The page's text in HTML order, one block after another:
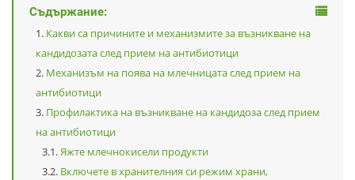
Съдържание:
Какви са причините и механизмите за възникване на
кандидозата след прием на антибиотици
Механизъм на поява на млечницата след прием на
антибиотици
Профилактика на възникване на кандидоза след прием
на антибиотици
Яжте млечнокисели продукти
Включете в хранителния си режим храни,